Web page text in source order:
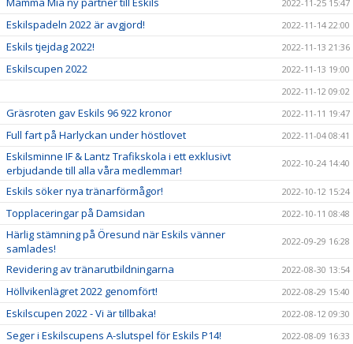
2022-11-25 15:47
Eskilspadeln 2022 är avgjord! 2022-11-14 22:00
Eskils tjejdag 2022! 2022-11-13 21:36
Eskilscupen 2022
2022-11-13 19:00
2022-11-12 09:02
Gräsroten gav Eskils 96 922 kronor 2022-11-11 19:47
Full fart på Harlyckan under höstlovet 2022-11-04 08:41
Eskilsminne IF & Lantz Trafikskola i ett exklusivt
erbjudande till alla våra medlemmar!
2022-10-24 14:40
Eskils söker nya tränarförmågor! 2022-10-12 15:24
Topplaceringar på Damsidan 2022-10-11 08:48
Härlig stämning på Öresund när Eskils vänner
samlades!
2022-09-29 16:28
Revidering av tränarutbildningarna 2022-08-30 13:54
Höllvikenlägret 2022 genomfört! 2022-08-29 15:40
Eskilscupen 2022 - Vi är tillbaka! 2022-08-12 09:30
Seger i Eskilscupens A-slutspel för Eskils P14! 2022-08-09 16:33